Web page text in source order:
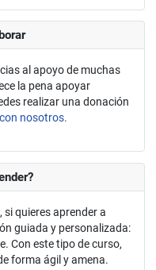
al apoyo de muchas
la pena apoyar
realizar una donación
nosotros.
quieres aprender a
guiada y personalizada:
Con este tipo de curso,
forma ágil y amena.